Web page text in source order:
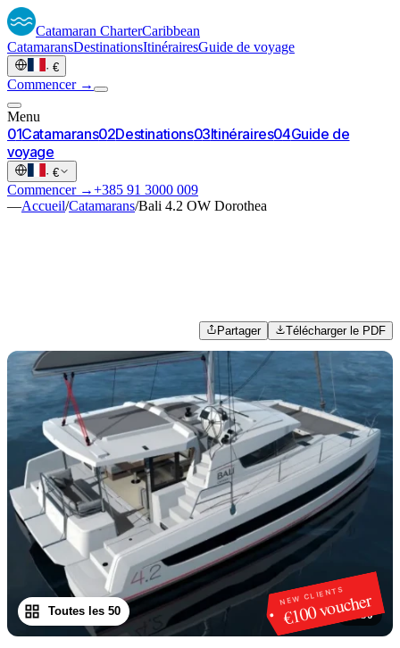
Catamaran CharterCaribbean
CatamaransDestinationsItinérairesGuide de voyage
· €
Commencer →
Menu
01Catamarans02Destinations03Itinéraires04Guide de
voyage
· €
Commencer →+385 91 3000 009
—Accueil/Catamarans/Bali 4.2 OW Dorothea
Partager Télécharger le PDF
NEW CLIENTS
€100 voucher
1/50
Toutes les 50